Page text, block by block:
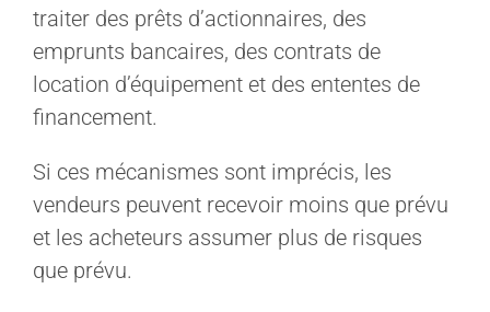
traiter des prêts d’actionnaires, des
emprunts bancaires, des contrats de
location d’équipement et des ententes de
financement.
Si ces mécanismes sont imprécis, les
vendeurs peuvent recevoir moins que prévu
et les acheteurs assumer plus de risques
que prévu.